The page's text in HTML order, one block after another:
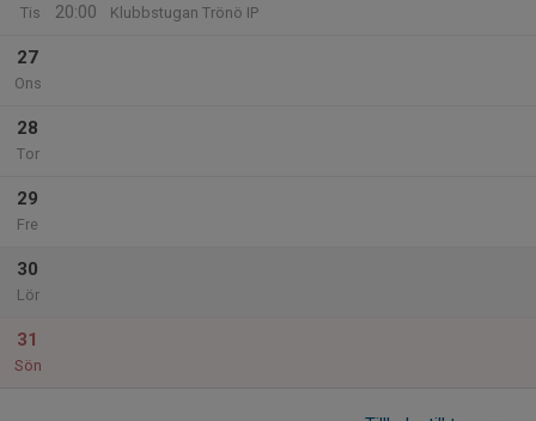
Tis
20:00
Klubbstugan Trönö IP
27
Ons
28
Tor
29
Fre
30
Lör
31
Sön